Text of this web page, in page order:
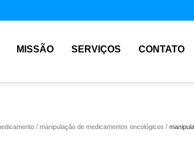
MISSÃO SERVIÇOS CONTATO
manipulação de medicamentos oncológicos